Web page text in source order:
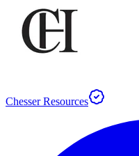
Chesser Resources